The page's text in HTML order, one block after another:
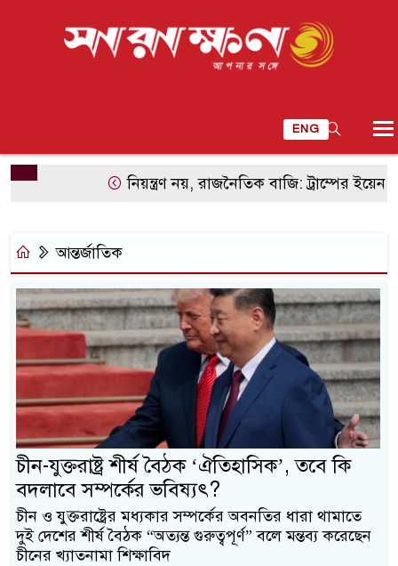
ENG
নিয়ন্ত্রণ নয়, রাজনৈতিক বাজি: ট্রাম্পের ইয়েন
আন্তর্জাতিক
চীন-যুক্তরাষ্ট্র শীর্ষ বৈঠক ‘ঐতিহাসিক’, তবে কি
বদলাবে সম্পর্কের ভবিষ্যৎ?
চীন ও যুক্তরাষ্ট্রের মধ্যকার সম্পর্কের অবনতির ধারা থামাতে
দুই দেশের শীর্ষ বৈঠক “অত্যন্ত গুরুত্বপূর্ণ” বলে মন্তব্য করেছেন
চীনের খ্যাতনামা শিক্ষাবিদ